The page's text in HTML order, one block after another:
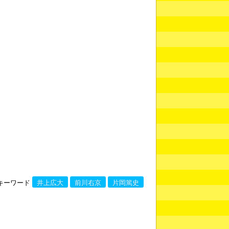
ーワード 井上広大 前川右京 片岡篤史